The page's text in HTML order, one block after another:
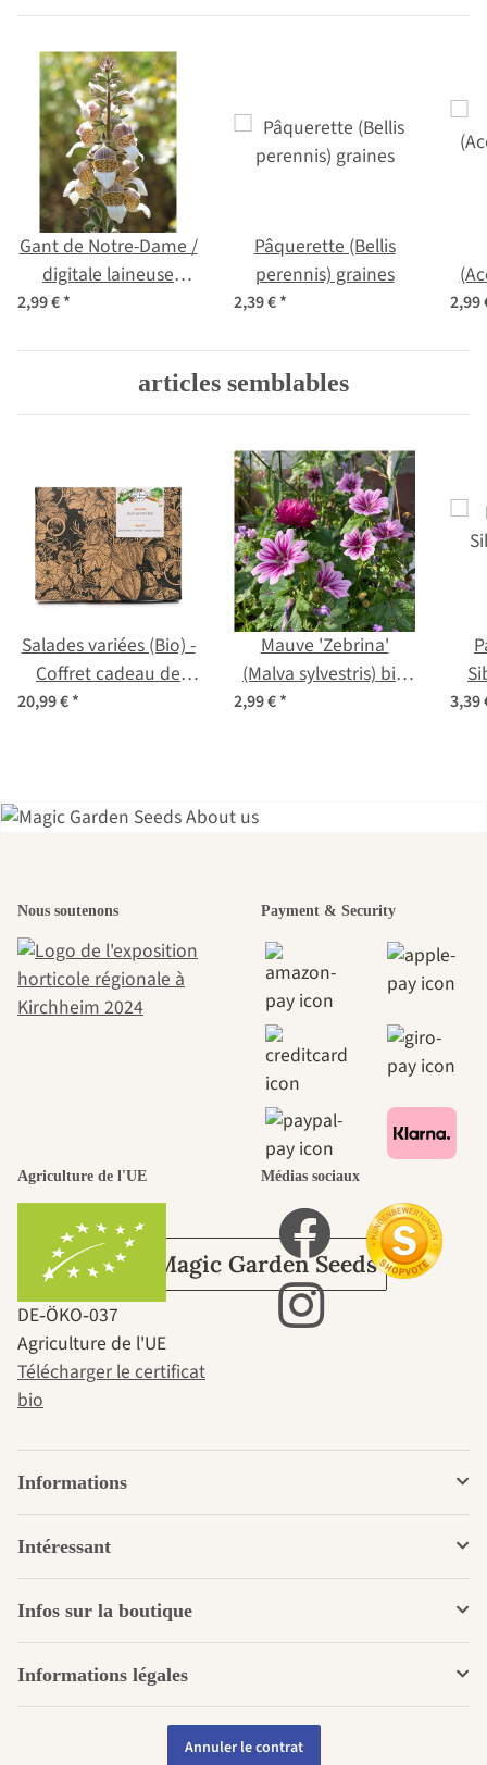
Gant de Notre-Dame /
digitale laineuse
(Digitalis lanata)
2,99 €*
Pâquerette (Bellis
perennis) graines
2,39 €* 2,99
articles semblables
Salades variées (Bio) -
Coffret cadeau de
20,99 €*
Mauve 'Zebrina'
(Malva sylvestris) bio
semences
2,99 €* 3,39
beaux chemins
menant vers
nous-mêmes,
passe par le
jardin.
Sur Magic Garden Seeds
Nous soutenons Payment & Security
Agriculture de l'UE
DE‑ÖKO‑037
Agriculture de l'UE
Télécharger le certificat
bio
Médias sociaux
Informations
Intéressant
Infos sur la boutique
Informations légales
Annuler le contrat